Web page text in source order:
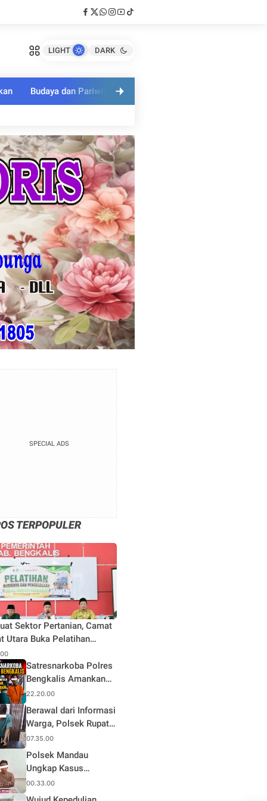
LIGHT DARK
Budaya dan Pariwisata
SPECIAL ADS
TERPOPULER
Sektor Pertanian, Camat
Utara Buka Pelatihan
dan Pengelolaan Hasil
Pertanian di Desa Teluk
Satresnarkoba Polres
Bengkalis Amankan
Terduga Pengedar
Sabu di Mandau, Sita
1,59 Gram Barang
Bukti
22.20.00
Berawal dari Informasi
Warga, Polsek Rupat
Ungkap Kasus Sabu
dan Amankan Seorang
Pria
07.35.00
Polsek Mandau
Ungkap Kasus
Narkotika, Seorang
Pria Diamankan
00.33.00